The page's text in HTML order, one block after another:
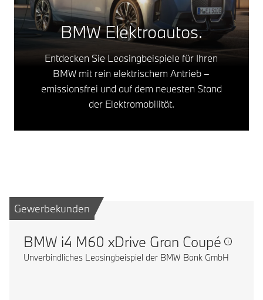
BMW Elektroautos.
Entdecken Sie Leasingbeispiele für Ihren
BMW mit rein elektrischem Antrieb –
emissionsfrei und auf dem neuesten Stand
der Elektromobilität.
Gewerbekunden
BMW i4 M60 xDrive Gran Coupé
Unverbindliches Leasingbeispiel der BMW Bank GmbH